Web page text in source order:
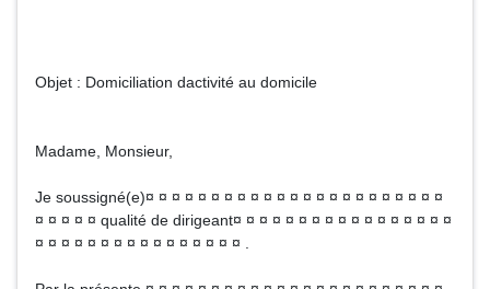
Objet : Domiciliation dactivité au domicile
Madame, Monsieur,
Je soussigné(e)¤ ¤ ¤ ¤ ¤ ¤ ¤ ¤ ¤ ¤ ¤ ¤ ¤ ¤ ¤ ¤ ¤ ¤ ¤ ¤ ¤ ¤ ¤
¤ ¤ ¤ ¤ ¤ qualité de dirigeant¤ ¤ ¤ ¤ ¤ ¤ ¤ ¤ ¤ ¤ ¤ ¤ ¤ ¤ ¤ ¤ ¤
¤ ¤ ¤ ¤ ¤ ¤ ¤ ¤ ¤ ¤ ¤ ¤ ¤ ¤ ¤ ¤ .